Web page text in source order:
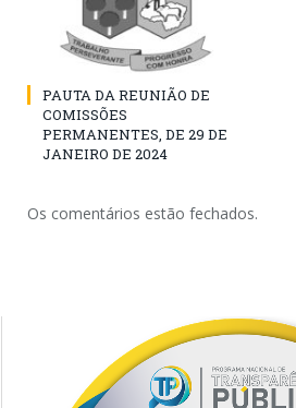
PAUTA DA REUNIÃO DE
COMISSÕES
PERMANENTES, DE 29 DE
JANEIRO DE 2024
Os comentários estão fechados.